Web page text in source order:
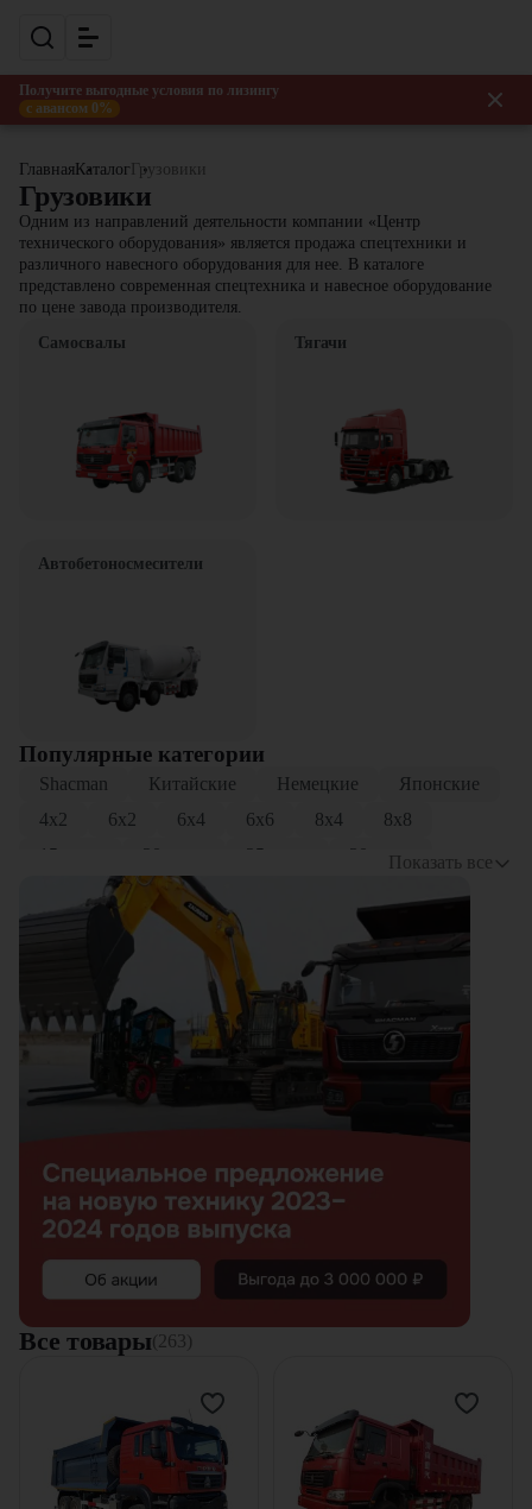
Получите выгодные условия по лизингу
с авансом 0%
Главная Каталог Грузовики
Грузовики
Одним из направлений деятельности компании «Центр
технического оборудования» является продажа спецтехники и
различного навесного оборудования для нее. В каталоге
представлено современная спецтехника и навесное оборудование
по цене завода производителя.
Самосвалы
Тягачи
Автобетоносмесители
Популярные категории
Shacman Китайские Немецкие
Японские
4x2
6x2 6x4 6x6 8x4
8x8
15 тонн
20 тонн 25 тонн
30 тонн
Трехосные
Четырехосные
Показать все
Все товары(263)